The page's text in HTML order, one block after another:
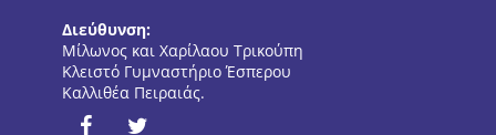
Διεύθυνση:
Μίλωνος και Χαρίλαου Τρικούπη
Κλειστό Γυμναστήριο Έσπερου
Καλλιθέα Πειραιάς.